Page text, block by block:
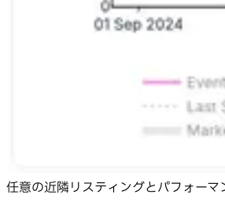
任意の近隣リスティングとパフォーマ